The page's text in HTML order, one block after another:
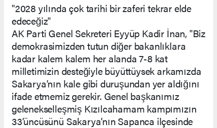
"2028 yılında çok tarihi bir zaferi tekrar elde
edeceğiz"
AK Parti Genel Sekreteri Eyyüp Kadir İnan, "Biz
demokrasimizden tutun diğer bakanlıklara
kadar kalem kalem her alanda 7-8 kat
milletimizin desteğiyle büyüttüysek arkamızda
Sakarya’nın kale gibi duruşundan yer aldığını
ifade etmemiz gerekir. Genel başkanımız
gelenekselleşmiş Kızılcahamam kampımızın
33’üncüsünü Sakarya’nın Sapanca ilçesinde